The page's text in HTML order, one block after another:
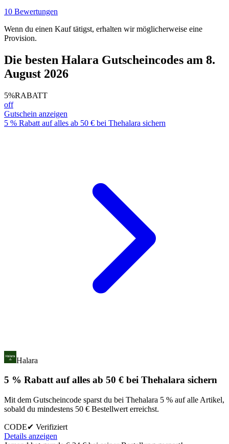
10 Bewertungen
Wenn du einen Kauf tätigst, erhalten wir möglicherweise eine
Provision.
Die besten Halara Gutscheincodes am 8.
August 2026
5%RABATT
off
Gutschein anzeigen
5 % Rabatt auf alles ab 50 € bei Thehalara sichern
Halara
5 % Rabatt auf alles ab 50 € bei Thehalara sichern
Mit dem Gutscheincode sparst du bei Thehalara 5 % auf alle Artikel,
sobald du mindestens 50 € Bestellwert erreichst.
CODE✔ Verifiziert
Details anzeigen